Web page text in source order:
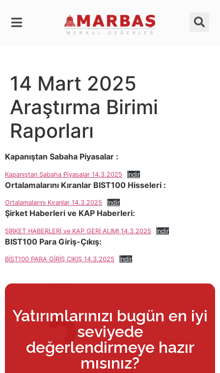
14 Mart 2025
Araştırma Birimi
Raporları
Kapanıştan Sabaha Piyasalar :
Kapanıştan Sabaha Piyasalar 14.3.2025 İndir
Ortalamalarını Kıranlar BIST100 Hisseleri :
Ortalamalarını Kıranlar 14.3.2025 İndir
Şirket Haberleri ve KAP Haberleri:
ŞİRKET HABERLERİ ve KAP GERİ ALIMI 14.3.2025 İndir
BIST100 Para Giriş-Çıkış:
BİST100 PARA GİRİŞ ÇIKIŞ 14.3.2025 İndir
Yatırımlarınızı bugün en iyi
seviyede
değerlendirmeye hazır
mısınız?